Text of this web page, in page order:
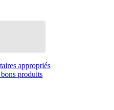
appropriés
produits